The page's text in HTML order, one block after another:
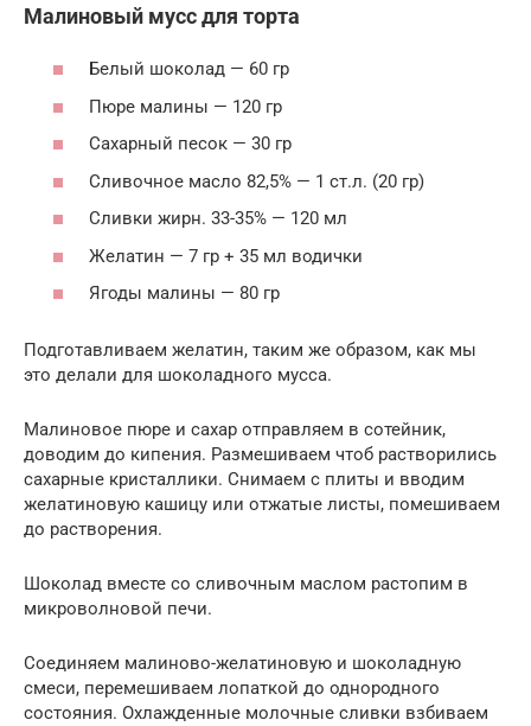
Малиновый мусс для торта
Белый шоколад — 60 гр
Пюре малины — 120 гр
Сахарный песок — 30 гр
Сливочное масло 82,5% — 1 ст.л. (20 гр)
Сливки жирн. 33-35% — 120 мл
Желатин — 7 гр + 35 мл водички
Ягоды малины — 80 гр
Подготавливаем желатин, таким же образом, как мы
это делали для шоколадного мусса.
Малиновое пюре и сахар отправляем в сотейник,
доводим до кипения. Размешиваем чтоб растворились
сахарные кристаллики. Снимаем с плиты и вводим
желатиновую кашицу или отжатые листы, помешиваем
до растворения.
Шоколад вместе со сливочным маслом растопим в
микроволновой печи.
Соединяем малиново-желатиновую и шоколадную
смеси, перемешиваем лопаткой до однородного
состояния. Охлажденные молочные сливки взбиваем